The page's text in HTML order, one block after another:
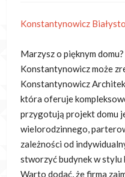
Konstantynowicz
Marzysz o pięknym
Konstantynowicz może
Konstantynowicz
która oferuje
przygotują projekt domu
wielorodzinnego,
zależności od
stworzyć budynek w stylu
Warto dodać, że firma